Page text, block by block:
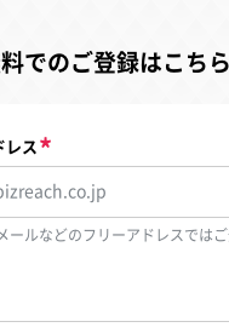
でのご登録はこちら
レス
ールなどのフリーアドレスでは